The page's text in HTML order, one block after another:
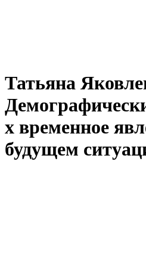
Татьяна
х временное
будущем